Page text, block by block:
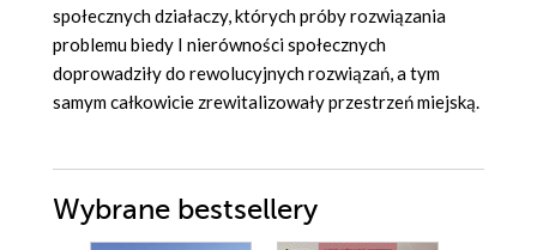
społecznych działaczy, których próby rozwiązania
problemu biedy I nierówności społecznych
doprowadziły do rewolucyjnych rozwiązań, a tym
samym całkowicie zrewitalizowały przestrzeń miejską.
Wybrane bestsellery